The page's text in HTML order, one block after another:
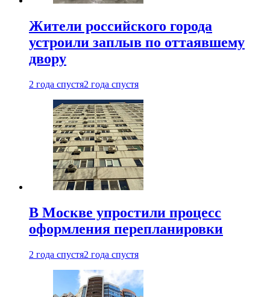
Жители российского города
устроили заплыв по оттаявшему
двору
2 года спустя2 года спустя
В Москве упростили процесс
оформления перепланировки
2 года спустя2 года спустя